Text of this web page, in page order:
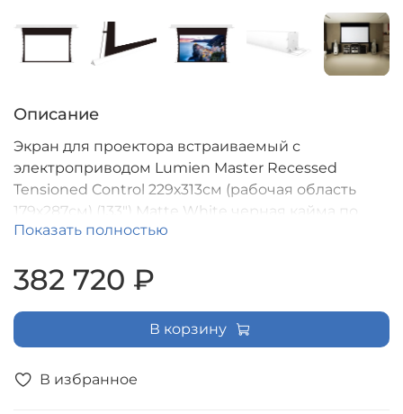
В избранное
Описание
Экран для проектора встраиваемый с
электроприводом Lumien Master Recessed
Tensioned Control 229х313см (рабочая область
179х287см) (133") Matte White черная кайма по
периметру,черная кайма сверху 40
цвет корпуса белый 1 [LMRTC-100206]
Показать полностью
382 720 ₽
В корзину